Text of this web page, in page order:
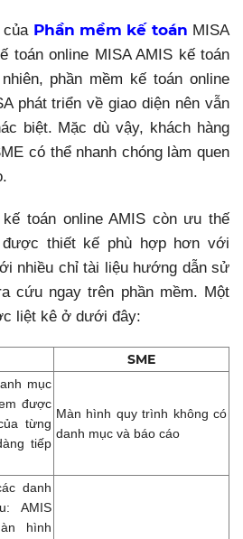
của Phần mềm kế toán MISA
toán online MISA AMIS kế toán
phần mềm kế toán online
phát triển về giao diện nên vẫn
biệt. Mặc dù vậy, khách hàng
có thể nhanh chóng làm quen
toán online AMIS còn ưu thế
thiết kế phù hợp hơn với
nhiều chỉ tài liệu hướng dẫn sử
cứu ngay trên phần mềm. Một
liệt kê ở dưới đây:
SME
mục
được
từng
tiếp
Màn hình quy trình không có
danh mục và báo cáo
danh
AMIS
hình